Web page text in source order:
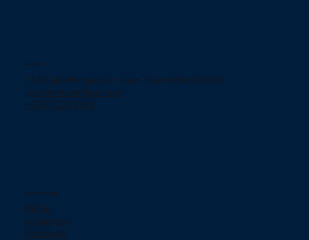
Contácto
754 Calle Murgia San Juan, Puerto Rico 00909.
jjelectronicpr@aol.com
+(787) 233-2166
Redes Sociales
TikTok
Instagram
Facebook